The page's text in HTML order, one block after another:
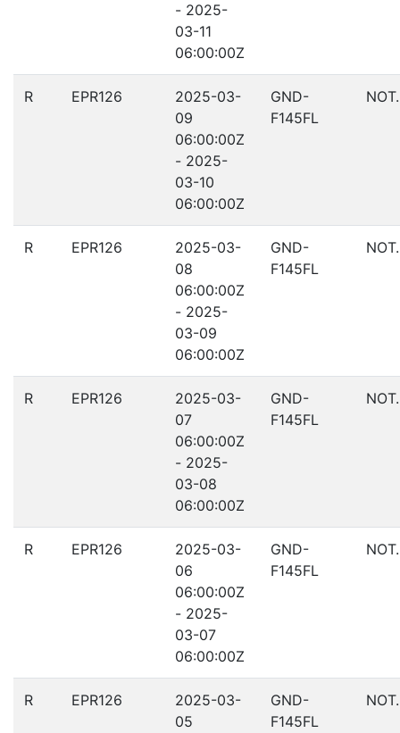
- 2025-
03-11
06:00:00Z
R EPR126
2025-03-
09
06:00:00Z
- 2025-
03-10
06:00:00Z
GND-
F145FL
R EPR126
2025-03-
08
06:00:00Z
- 2025-
03-09
06:00:00Z
GND-
F145FL
R EPR126
2025-03-
07
06:00:00Z
- 2025-
03-08
06:00:00Z
GND-
F145FL
R EPR126
2025-03-
06
06:00:00Z
- 2025-
03-07
06:00:00Z
GND-
F145FL
R EPR126
2025-03-
05
GND-
F145FL